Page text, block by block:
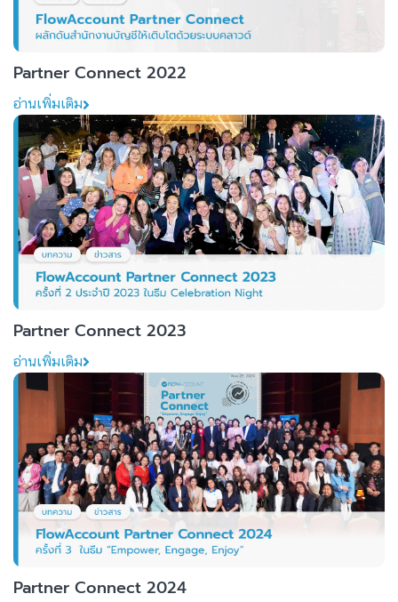
Partner Connect 2022
อ่านเพิ่มเติม
Partner Connect 2023
อ่านเพิ่มเติม
Partner Connect 2024